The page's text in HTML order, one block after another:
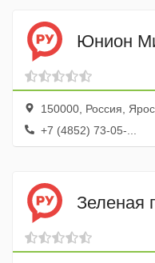
Юнион
150000, Россия,
+7 (4852) 73-05-...
Зеленая